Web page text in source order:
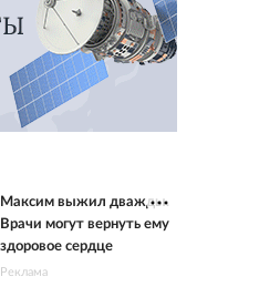
Максим выжил дважды.
Врачи могут вернуть ему
здоровое сердце
Реклама